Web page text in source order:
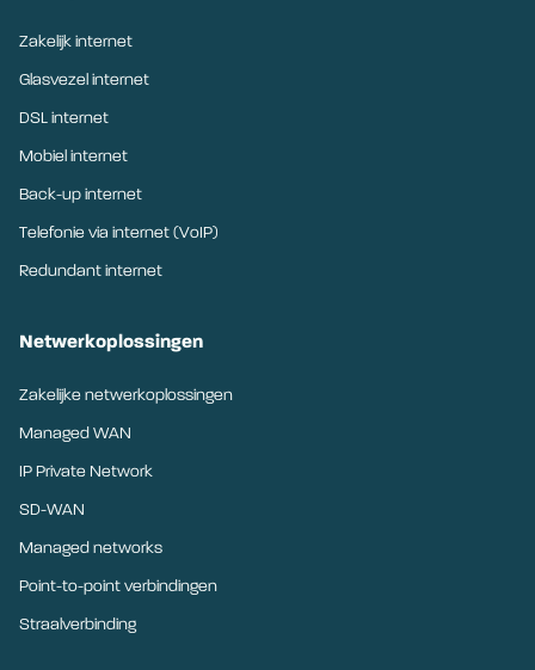
Zakelijk internet
Glasvezel internet
DSL internet
Mobiel internet
Back-up internet
Telefonie via internet (VoIP)
Redundant internet
Netwerkoplossingen
Zakelijke netwerkoplossingen
Managed WAN
IP Private Network
SD-WAN
Managed networks
Point-to-point verbindingen
Straalverbinding